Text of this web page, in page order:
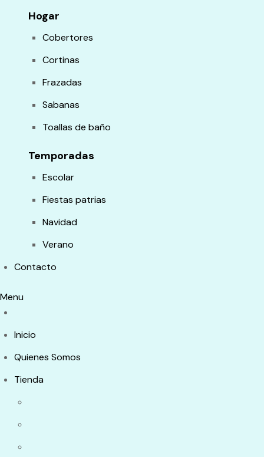
Hogar
Cobertores
Cortinas
Frazadas
Sabanas
Toallas de baño
Temporadas
Escolar
Fiestas patrias
Navidad
Verano
Contacto
Menu
Inicio
Quienes Somos
Tienda